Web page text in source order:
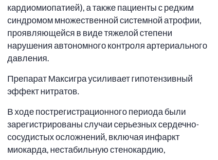
кардиомиопатией), а также пациенты с редким
синдромом множественной системной атрофии,
проявляющейся в виде тяжелой степени
нарушения автономного контроля артериального
давления.
Препарат Максигра усиливает гипотензивный
эффект нитратов.
В ходе пострегистрационного периода были
зарегистрированы случаи серьезных сердечно-
сосудистых осложнений, включая инфаркт
миокарда, нестабильную стенокардию,